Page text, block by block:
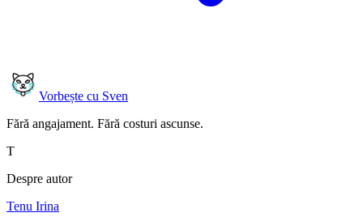
Vorbește cu Sven
Fără angajament. Fără costuri ascunse.
T
Despre autor
Tenu Irina